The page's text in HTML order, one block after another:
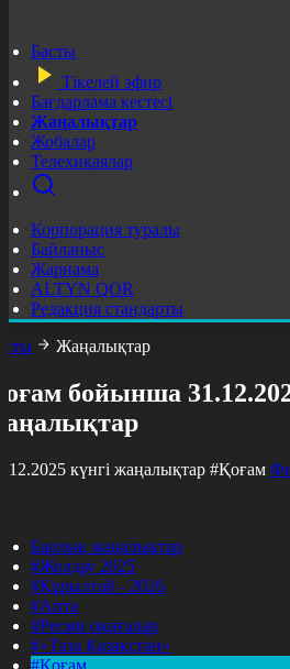
Басты
Тікелей эфир
Бағдарлама кестесі
Жаңалықтар
Жобалар
Телехикаялар
Корпорация туралы
Байланыс
Жарнама
ALTYN QOR
Редакция стандарты
Жаңалықтар
бойынша
күнгі жаңалықтар #Қоғам
Барлық жаңалықтар
#Жолдау 2025
#Құрылтай - 2026
#Апта
#Ресми оқиғалар
#«Таза Қазақстан»
#Қоғам